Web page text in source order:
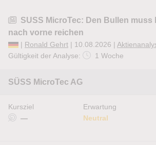
SUSS MicroTec: Den Bullen muss
nach vorne reichen
| Ronald Gehrt | 10.08.2026 |
Gültigkeit der Analyse:
1 Woche
SÜSS MicroTec AG
Kursziel
—
Erwartung
Neutral